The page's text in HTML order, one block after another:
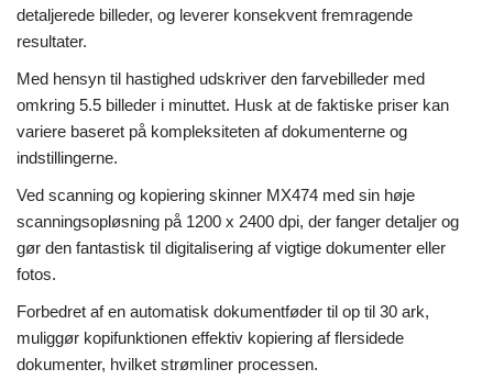
detaljerede billeder, og leverer konsekvent fremragende
resultater.
Med hensyn til hastighed udskriver den farvebilleder med
omkring 5.5 billeder i minuttet. Husk at de faktiske priser kan
variere baseret på kompleksiteten af ​​dokumenterne og
indstillingerne.
Ved scanning og kopiering skinner MX474 med sin høje
scanningsopløsning på 1200 x 2400 dpi, der fanger detaljer og
gør den fantastisk til digitalisering af vigtige dokumenter eller
fotos.
Forbedret af en automatisk dokumentføder til op til 30 ark,
muliggør kopifunktionen effektiv kopiering af flersidede
dokumenter, hvilket strømliner processen.